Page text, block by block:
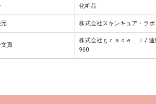
化粧品
株式会社スキンキュア・ラボ
文責
株式会社ｇｒａｃｅ Ｊ / 連
960